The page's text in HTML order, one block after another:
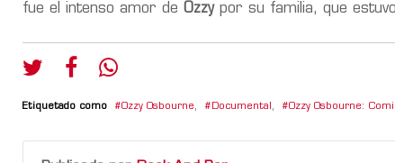
fue el intenso amor de Ozzypor su familia, que
Etiquetado como Ozzy Osbourne, Documental , Ozzy Osbourne: